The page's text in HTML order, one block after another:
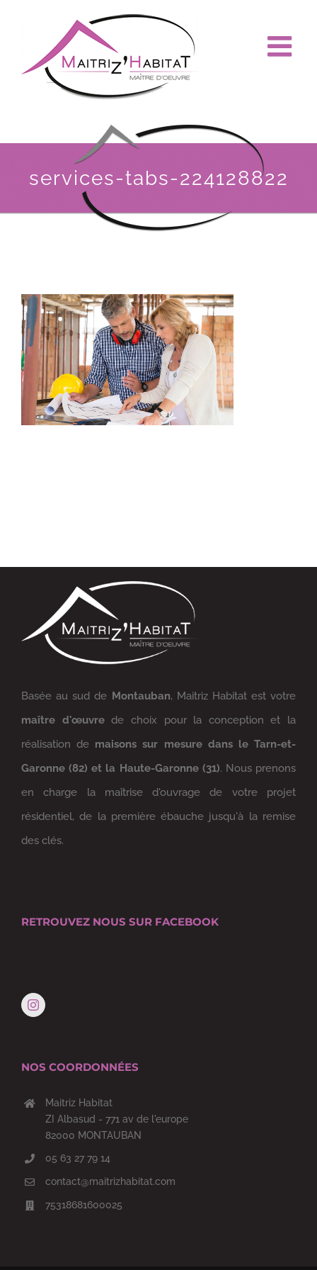
contenu
services-tabs-224128822
Basée au sud de Montauban, Maitriz Habitat est votre
maître d'œuvrede choix pour la conception et la
réalisation de maisons sur mesure dans le Tarn-et-
Garonne (82) et la Haute-Garonne (31). Nous prenons
en charge la maîtrise d'ouvrage de votre projet
résidentiel, de la première ébauche jusqu'à la remise
des clés.
RETROUVEZ NOUS SUR FACEBOOK
NOS COORDONNÉES
Maitriz Habitat
ZI Albasud - 771 av de l'europe
82000 MONTAUBAN
05 63 27 79 14
contact@maitrizhabitat.com
75318681600025